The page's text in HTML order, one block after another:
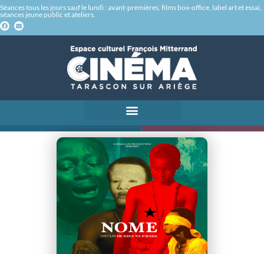
Séances tous les jours sauf le lundi : avant-premières, films box-office, label art et essai,
séances jeune public et ateliers.